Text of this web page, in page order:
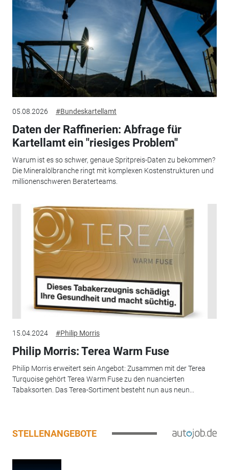
05.08.2026 #Bundeskartellamt
Daten der Raffinerien: Abfrage für
Kartellamt ein "riesiges Problem"
Warum ist es so schwer, genaue Spritpreis-Daten zu bekommen?
Die Mineralölbranche ringt mit komplexen Kostenstrukturen und
millionenschweren Beraterteams.
15.04.2024 #Philip Morris
Philip Morris: Terea Warm Fuse
Philip Morris erweitert sein Angebot: Zusammen mit der Terea
Turquoise gehört Terea Warm Fuse zu den nuancierten
Tabaksorten. Das Terea-Sortiment besteht nun aus neun...
STELLENANGEBOTE